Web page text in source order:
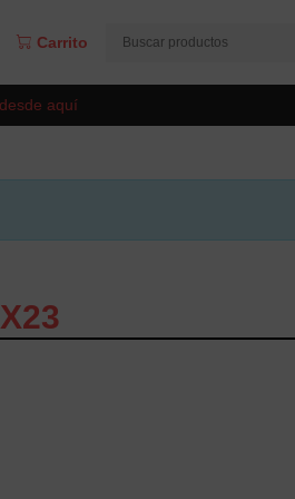
Carrito
aquí